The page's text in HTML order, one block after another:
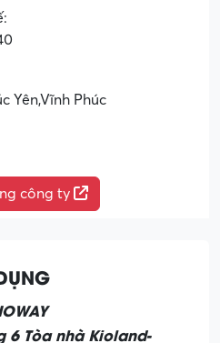
Yên,Vĩnh Phúc
công ty
6 Tòa nhà Kioland-